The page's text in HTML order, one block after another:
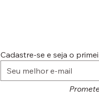
Cadastre-se e seja o